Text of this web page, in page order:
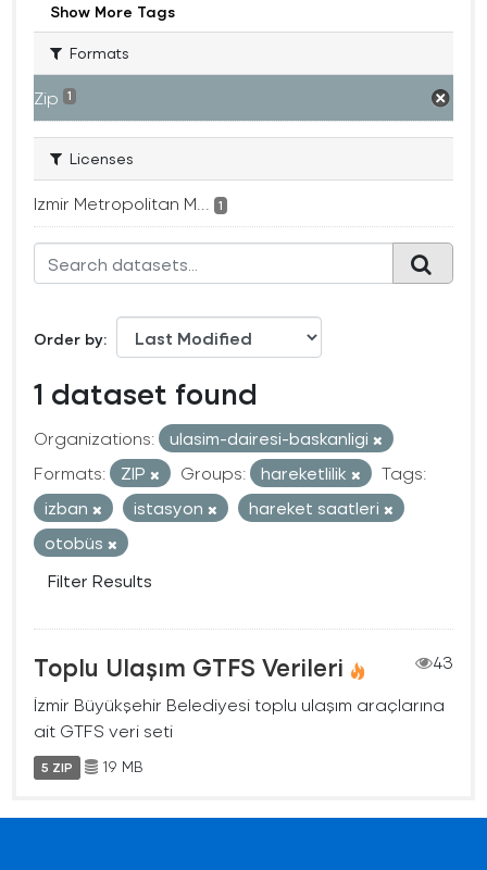
Show More Tags
Formats
Zip 1
Licenses
Izmir Metropolitan M... 1
Order by
1 dataset found
Organizations:
ulasim-dairesi-baskanligi
Formats:
ZIP Groups: hareketlilik
Tags:
izban
istasyon
hareket saatleri
otobüs
Filter Results
Toplu Ulaşım GTFS Verileri
43
İzmir Büyükşehir Belediyesi toplu ulaşım araçlarına
ait GTFS veri seti
5 ZIP 19 MB